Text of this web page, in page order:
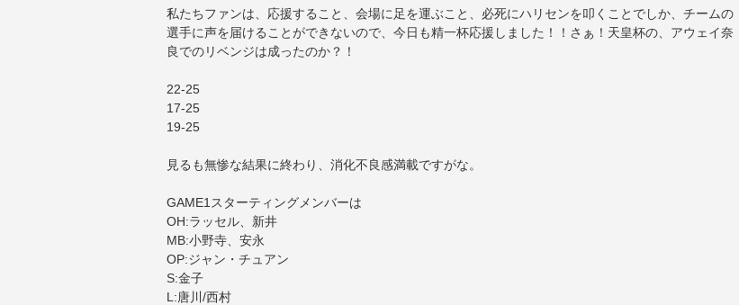
私たちファンは、応援すること、会場に足を運ぶこと、必死にハリセンを叩くことでしか、チームの
選手に声を届けることができないので、今日も精一杯応援しました！！さぁ！天皇杯の、アウェイ奈
良でのリベンジは成ったのか？！
22-25
17-25
19-25
見るも無惨な結果に終わり、消化不良感満載ですがな。
GAME1スターティングメンバーは
OH:ラッセル、新井
MB:小野寺、安永
OP:ジャン・チュアン
S:金子
L:唐川/西村